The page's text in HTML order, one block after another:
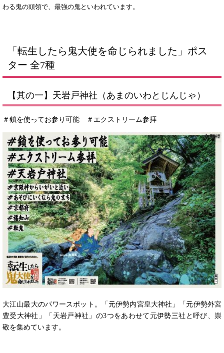
わる鬼の頭領で、最強の鬼といわれています。
「転生したら鬼大使を命じられました」ポス
ター 全7種
【其の一】天岩戸神社（あまのいわとじんじゃ）
＃鎖を使ってお参り可能 ＃エクストリーム参拝
大江山最大のパワースポット。「元伊勢内宮皇大神社」「元伊勢外宮
豊受大神社」「天岩戸神社」の3つをあわせて元伊勢三社と呼び、崇
敬を集めています。